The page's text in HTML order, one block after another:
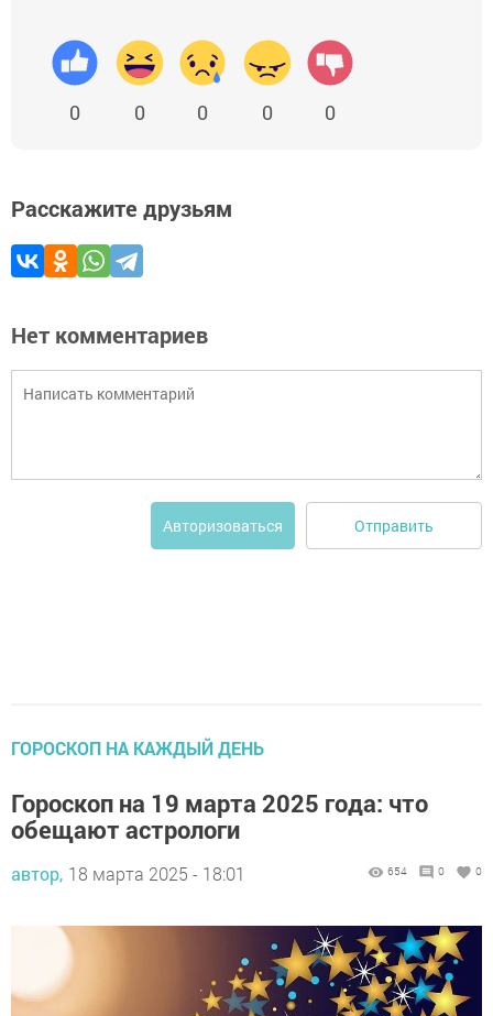
0 0 0 0 0
Расскажите друзьям
Нет комментариев
Авторизоваться Отправить
ГОРОСКОП НА КАЖДЫЙ ДЕНЬ
Гороскоп на 19 марта 2025 года: что
обещают астрологи
автор, 18 марта 2025 - 18:01 654 0 0